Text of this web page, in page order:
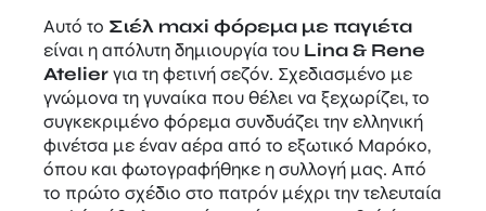
Αυτό το Σιέλ maxi φόρεμα με παγιέτα
είναι η απόλυτη δημιουργία του Lina & Rene
Atelierγια τη φετινή σεζόν. Σχεδιασμένο με
γνώμονα τη γυναίκα που θέλει να ξεχωρίζει, το
συγκεκριμένο φόρεμα συνδυάζει την ελληνική
φινέτσα με έναν αέρα από το εξωτικό Μαρόκο,
όπου και φωτογραφήθηκε η συλλογή μας. Από
το πρώτο σχέδιο στο πατρόν μέχρι την τελευταία